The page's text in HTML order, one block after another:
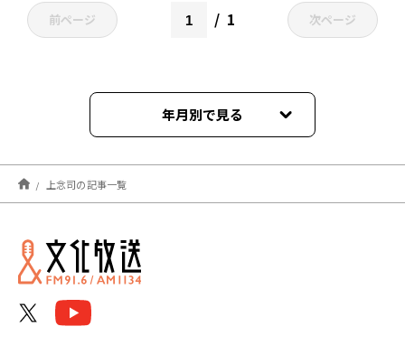
前ページ 1 次ページ
年月別で見る
2026年08月
2026年07月
2026年06月
上念司の記事一覧